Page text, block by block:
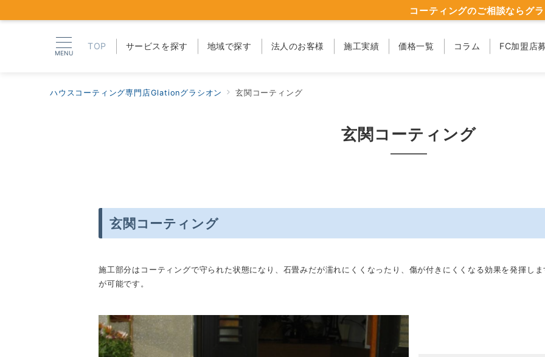
MENU
TOP サービスを探す 地域で探す 法人のお客様 施工実績 価格一覧 コラム FC加盟店
コーティングのご相談ならグ
ハウスコーティング専門店Glationグラシオン 玄関コーティング
玄関コーティング
玄関コーティング
施工部分はコーティングで守られた状態になり、石畳みだが濡れにくくなったり、傷が付きにくくなる効果を発揮し
が可能です。